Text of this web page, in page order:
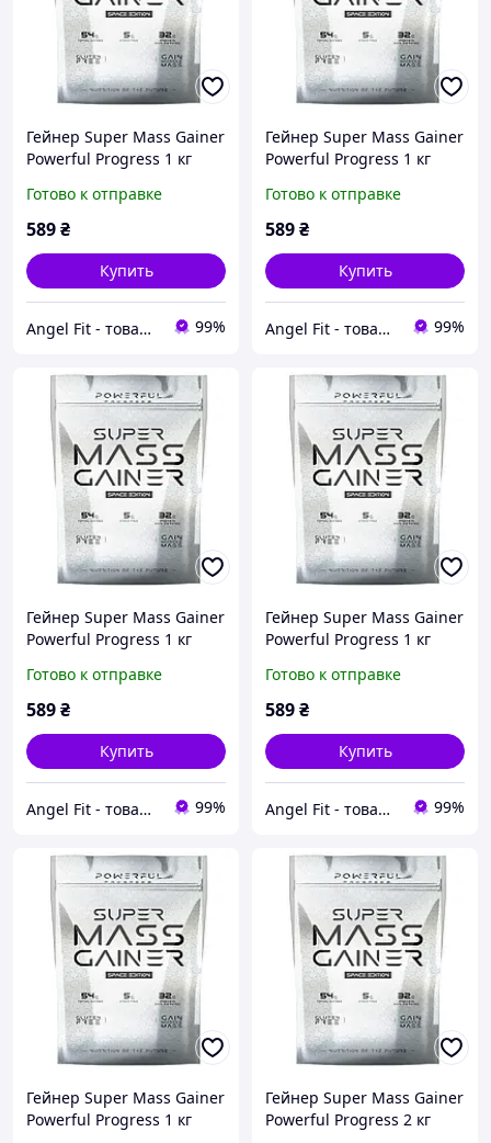
Гейнер Super Mass Gainer
Powerful Progress 1 кг
Готово к отправке
589₴
Купить
Angel Fit - товари для здоров'я, спорту та активного життя 99%
Гейнер Super Mass Gainer
Powerful Progress 1 кг
Готово к отправке
589₴
Купить
Angel Fit - товари для здоров'я, спорту та активного життя 99%
Гейнер Super Mass Gainer
Powerful Progress 1 кг
Готово к отправке
589₴
Купить
Angel Fit - товари для здоров'я, спорту та активного життя 99%
Гейнер Super Mass Gainer
Powerful Progress 1 кг
Готово к отправке
589₴
Купить
Angel Fit - товари для здоров'я, спорту та активного життя 99%
Гейнер Super Mass Gainer
Powerful Progress 1 кг
Гейнер Super Mass Gainer
Powerful Progress 2 кг